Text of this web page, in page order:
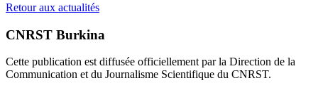
Retour aux actualités
CNRST Burkina
Cette publication est diffusée officiellement par la Direction de la
Communication et du Journalisme Scientifique du CNRST.